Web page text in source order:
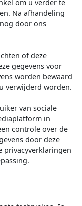
om u verder te
Na afhandeling
door ons
of deze
gegevens voor
worden bewaard
verwijderd worden.
van sociale
in
controle over de
door deze
privacyverklaringen